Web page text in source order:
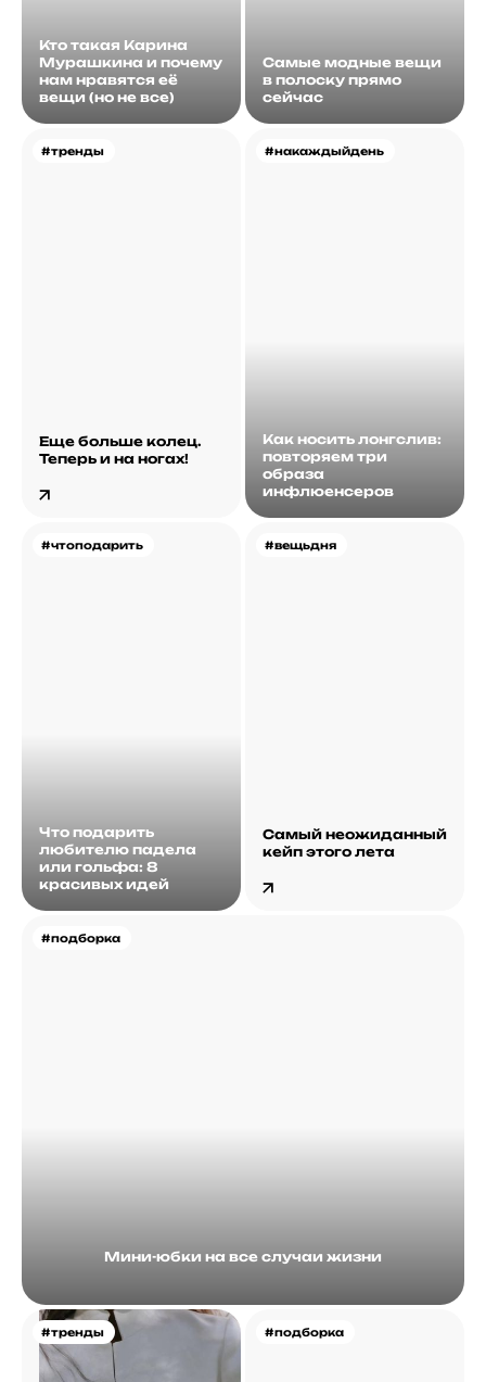
Кто такая Карина
Мурашкина и почему
нам нравятся её
вещи (но не все)
Самые модные вещи
в полоску прямо
сейчас
#тренды
Еще больше колец.
Теперь и на ногах!
#накаждыйдень
Как носить лонгслив:
повторяем три
образа
инфлюенсеров
#чтоподарить
Что подарить
любителю падела
или гольфа: 8
красивых идей
#подборка
Мини-юбки на все случаи жизни
#вещьдня
Самый неожиданный
кейп этого лета
#тренды #подборка